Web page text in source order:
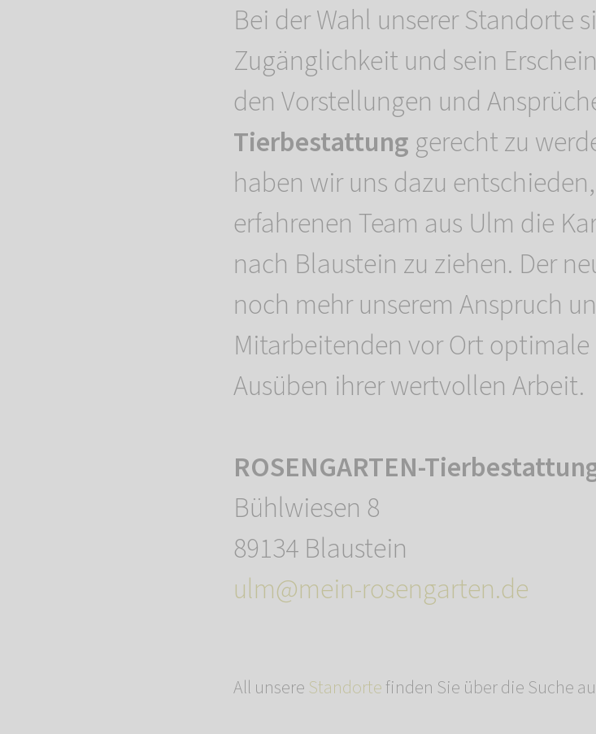
Bei der Wahl unserer Standorte
Zugänglichkeit und sein
den Vorstellungen und
Tierbestattung gerecht zu
haben wir uns dazu
erfahrenen Team aus Ulm die
nach Blaustein zu ziehen. Der
noch mehr unserem Anspruch
Mitarbeitenden vor Ort
Ausüben ihrer wertvollen Arbeit.
ROSENGARTEN-
Bühlwiesen 8
89134 Blaustein
ulm@mein-rosengarten.de
All unsereStandortefinden Sie über die Suche